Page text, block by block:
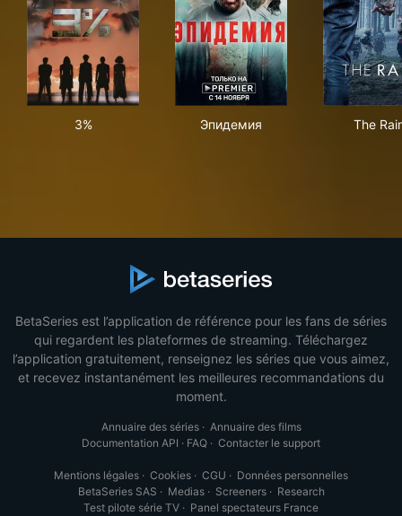
3% Эпидемия The
BetaSeries est l’application de référence pour les fans de séries
qui regardent les plateformes de streaming. Téléchargez
l’application gratuitement, renseignez les séries que vous aimez,
et recevez instantanément les meilleures recommandations du
moment.
Annuaire des séries· Annuaire des films
Documentation API · FAQ · Contacter le support
Mentions légales · Cookies · CGU · Données personnelles
BetaSeries SAS · Medias· Screeners· Research
Test pilote série TV · Panel spectateurs France